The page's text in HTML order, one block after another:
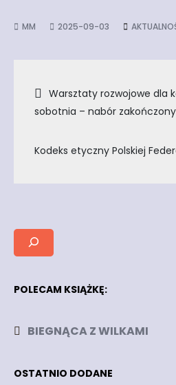
2025-09-03
wpisu
Warsztaty rozwojowe dla
sobotnia – nabór
Kodeks etyczny Polskiej
POLECAM KSIĄŻKĘ:
BIEGNĄCA Z WILKAMI
OSTATNIO DODANE